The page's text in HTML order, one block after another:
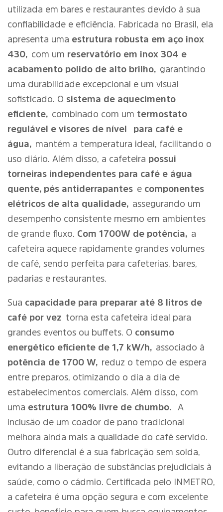
utilizada em bares e restaurantes devido à sua
confiabilidade e eficiência. Fabricada no Brasil, ela
apresenta uma estrutura robusta em aço inox
430, com um reservatório em inox 304 e
acabamento polido de alto brilho, garantindo
uma durabilidade excepcional e um visual
sofisticado. O sistema de aquecimento
eficiente, combinado com um termostato
regulável e visores de nível
para café e
água, mantém a temperatura ideal, facilitando o
uso diário. Além disso, a cafeteira possui
torneiras independentes para café e água
quente, pés antiderrapantes e componentes
elétricos de alta qualidade, assegurando um
desempenho consistente mesmo em ambientes
de grande fluxo. Com 1700W de potência, a
cafeteira aquece rapidamente grandes volumes
de café, sendo perfeita para cafeterias, bares,
padarias e restaurantes.
Sua capacidade para preparar até 8 litros de
café por vez torna esta cafeteira ideal para
grandes eventos ou buffets. O consumo
energético eficiente de 1,7 kW/h, associado à
potência de 1700 W, reduz o tempo de espera
entre preparos, otimizando o dia a dia de
estabelecimentos comerciais. Além disso, com
uma estrutura 100% livre de chumbo.
A
inclusão de um coador de pano tradicional
melhora ainda mais a qualidade do café servido.
Outro diferencial é a sua fabricação sem solda,
evitando a liberação de substâncias prejudiciais à
saúde, como o cádmio. Certificada pelo INMETRO,
a cafeteira é uma opção segura e com excelente